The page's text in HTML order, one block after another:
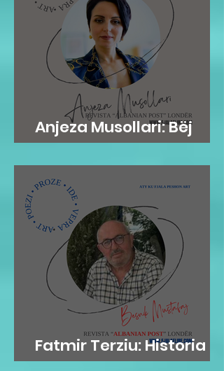
Anjeza Musollari: Bëj
mirë dhe harroje
Fatmir Terziu: Historia si